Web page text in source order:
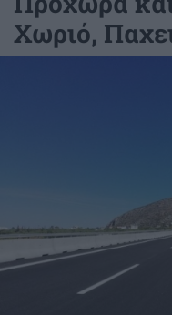
Χωριό,